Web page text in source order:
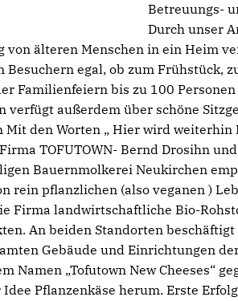
Betreuungs-
Durch unser
von älteren Menschen in ein Heim
Besuchern egal, ob zum Frühstück,
Familienfeiern bis zu 100
verfügt außerdem über schöne
Mit den Worten „ Hier wird
TOFUTOWN- Bernd Drosihn
Bauernmolkerei Neukirchen
rein pflanzlichen (also veganen )
Firma landwirtschaftliche Bio-
An beiden Standorten
Gebäude und Einrichtungen
Namen „Tofutown New Cheeses“
Pflanzenkäse herum. Erste